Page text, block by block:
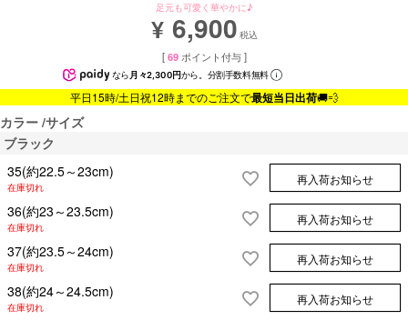
足元も可愛く華やかに♪
¥ 6,900 税込
[ 69 ポイント付与 ]
なら月々2,300円から。分割手数料無料
平日15時/土日祝12時までのご注文で最短当日出荷🚚💨
カラー サイズ
ブラック
35(約22.5～23cm)
在庫切れ
再入荷お知らせ
36(約23～23.5cm)
在庫切れ
再入荷お知らせ
37(約23.5～24cm)
在庫切れ
再入荷お知らせ
38(約24～24.5cm)
在庫切れ
再入荷お知らせ